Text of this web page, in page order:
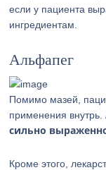
если у пациента
ингредиентам.
Альфапег
Помимо мазей,
применения внутрь.
сильно
Кроме этого,